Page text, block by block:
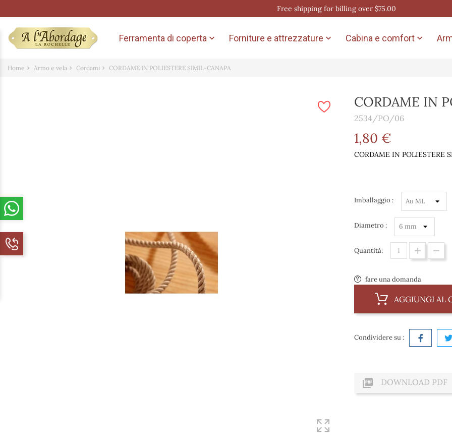
Free shipping for billing over $75.00
Ferramenta di coperta  Forniture e attrezzature  Cabina e comfort 
Home Armo e vela Cordami CORDAME IN POLIESTERE SIMIL-CANAPA
CORDAME IN
2534/PO/06
1,80 €
CORDAME IN POLIESTERE
Imballaggio :
Diametro :
Quantità:
fare una domanda
AGGIUNGI AL
Condividere su :
 DOWNLOAD PDF